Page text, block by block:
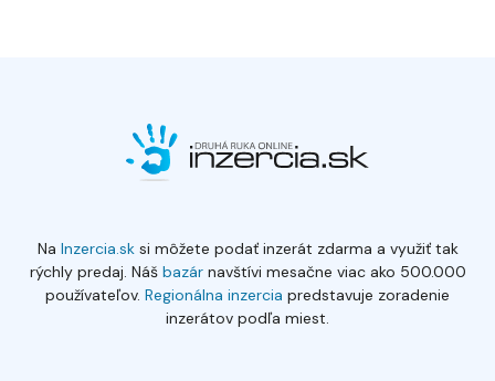
Na Inzercia.sksi môžete podať inzerát zdarma a využiť tak
rýchly predaj. Náš bazárnavštívi mesačne viac ako 500.000
používateľov. Regionálna inzercia predstavuje zoradenie
inzerátov podľa miest.